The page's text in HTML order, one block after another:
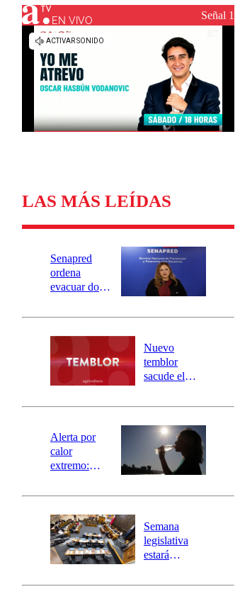
Universidad de Chile
Sustentabilidad
EN VIVO Señal 1
LAS MÁS LEÍDAS
Senapred
ordena
evacuar dos
Carahue por
río Damas:
activa
mensajería
SAE
Nuevo
temblor
sacude el
revisa la
epicentro
Alerta por
calor
extremo:
activa Alerta
Preventiva en
tres comunas
Semana
legislativa
estará
el fin de la